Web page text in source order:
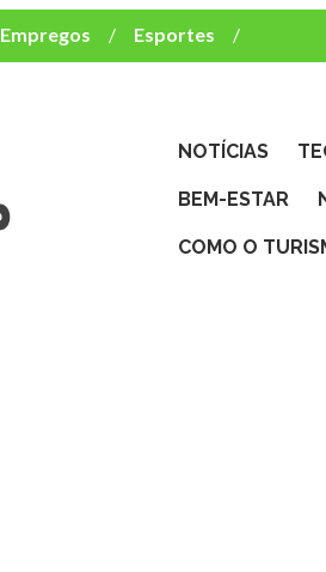
Empregos
Esportes
Música e TV
NOTÍCIAS
BEM-ESTAR
COMO O